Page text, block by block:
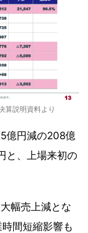
算説明資料より
億円減の208億
と、上場来初の
幅売上減とな
間短縮影響も